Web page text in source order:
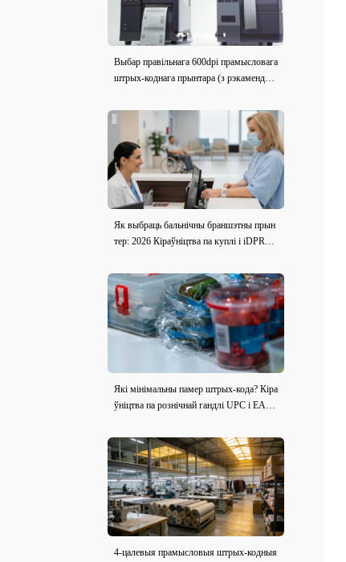
Выбар правільнага 600dpi прамысловага
штрых-коднага прынтара (з рэкамендац
Як выбраць бальнічны браншэтны прын
тер: 2026 Кіраўніцтва па куплі і iDPRT i
Які мінімальны памер штрых-кода? Кіра
ўніцтва па рознічнай гандлі UPC і EAN
4-цалевыя прамысловыя штрых-кодныя